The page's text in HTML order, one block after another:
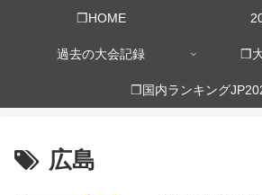
❒HOME
過去の大会記録 ❒
❒国内ランキング
広島